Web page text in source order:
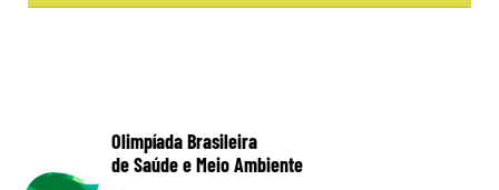
Olimpíada Brasileira
de Saúde e Meio Ambiente